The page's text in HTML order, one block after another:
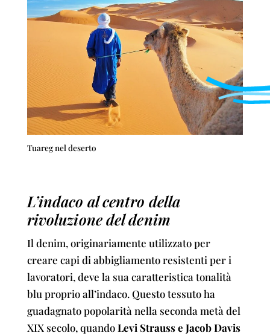
Tuareg nel deserto
L’indaco al centro della
rivoluzione del denim
Il denim, originariamente utilizzato per
creare capi di abbigliamento resistenti per i
lavoratori, deve la sua caratteristica tonalità
blu proprio all’indaco. Questo tessuto ha
guadagnato popolarità nella seconda metà del
XIX secolo, quandoLevi Strauss e Jacob Davis